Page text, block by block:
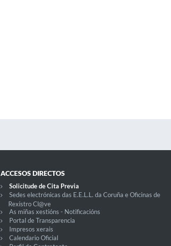
ACCESOS DIRECTOS
Solicitude de Cita Previa
Sedes electrónicas das E.E.L.L. da Coruña e Oficinas de
Rexistro Cl@ve
As miñas xestións - Notificacións
Portal de Transparencia
Impresos xerais
Calendario Oficial